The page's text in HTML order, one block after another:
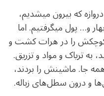
که بیرون میشدیم،
و… پول میگرفتیم. اما
کوچکش را در هرات کشت و
به تریاک و مواد و تزریق.
همه جا. ماشینش را بردند،
و درون سطل‌های زباله.